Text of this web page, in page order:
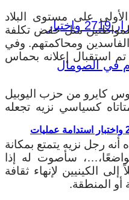
متلازمة مقديشو: القرار 2719 واختبار استدامة عمليات
على مستوى البلاد
مثل خفض تكلفة
ومحاكمتهم. وفي
استقبال إعلانه بحماس
كايرو من حزب اليوبيل
كسياسي نزيه تجعله
أنه رجل نزيه يتمتع بمكانة
سأصوت له إذا
الكينيين لإنهاء ثقافة
أو المنطقة.